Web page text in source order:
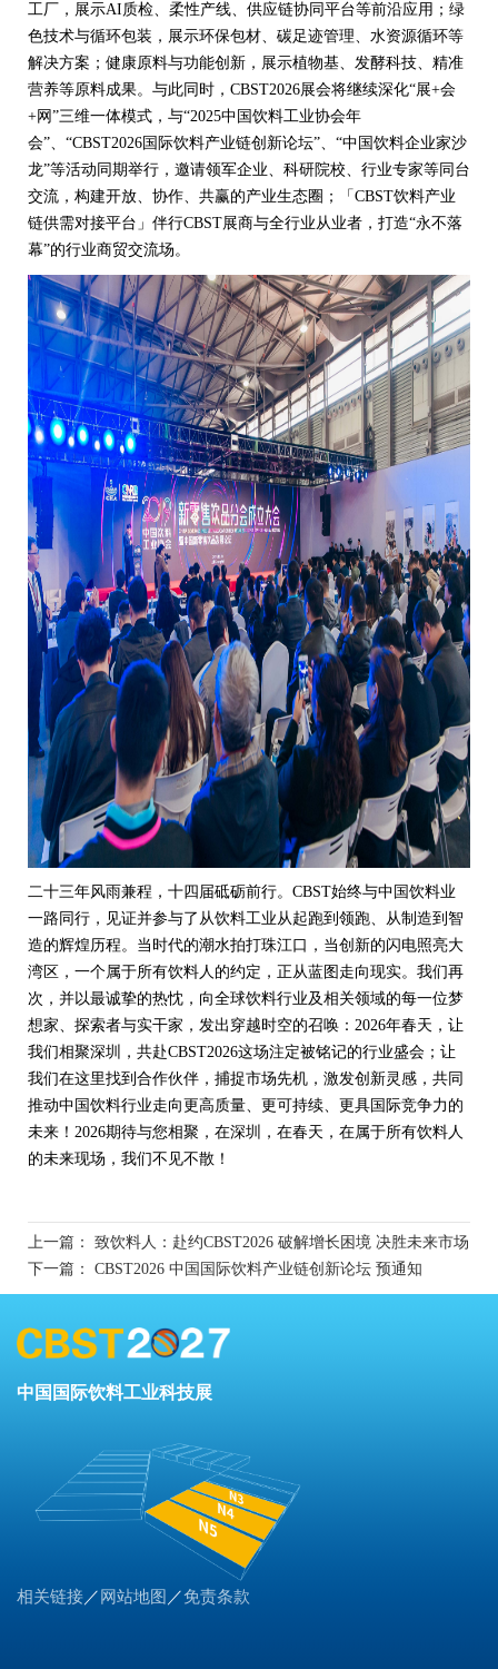
工厂，展示AI质检、柔性产线、供应链协同平台等前沿应用；绿
色技术与循环包装，展示环保包材、碳足迹管理、水资源循环等
解决方案；健康原料与功能创新，展示植物基、发酵科技、精准
营养等原料成果。与此同时，CBST2026展会将继续深化“展+会
+网”三维一体模式，与“2025中国饮料工业协会年
会”、“CBST2026国际饮料产业链创新论坛”、“中国饮料企业家沙
龙”等活动同期举行，邀请领军企业、科研院校、行业专家等同台
交流，构建开放、协作、共赢的产业生态圈；「CBST饮料产业
链供需对接平台」伴行CBST展商与全行业从业者，打造“永不落
幕”的行业商贸交流场。
二十三年风雨兼程，十四届砥砺前行。CBST始终与中国饮料业
一路同行，见证并参与了从饮料工业从起跑到领跑、从制造到智
造的辉煌历程。当时代的潮水拍打珠江口，当创新的闪电照亮大
湾区，一个属于所有饮料人的约定，正从蓝图走向现实。我们再
次，并以最诚挚的热忱，向全球饮料行业及相关领域的每一位梦
想家、探索者与实干家，发出穿越时空的召唤：2026年春天，让
我们相聚深圳，共赴CBST2026这场注定被铭记的行业盛会；让
我们在这里找到合作伙伴，捕捉市场先机，激发创新灵感，共同
推动中国饮料行业走向更高质量、更可持续、更具国际竞争力的
未来！2026期待与您相聚，在深圳，在春天，在属于所有饮料人
的未来现场，我们不见不散！
上一篇：
致饮料人：赴约CBST2026 破解增长困境 决胜未来市场
下一篇：
CBST2026 中国国际饮料产业链创新论坛 预通知
中国国际饮料工业科技展
相关链接／ 网站地图 ／免责条款